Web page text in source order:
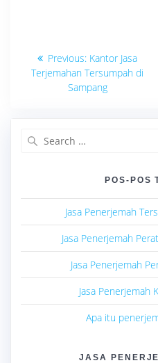
Navigasi
pos
Previous: Previous
post:
Kantor Jasa
Terjemahan Tersumpah di
Sampang
POS-POS
Jasa Penerjemah
Jasa Penerjemah
Jasa Penerjemah
Jasa Penerjemah
Apa itu
JASA